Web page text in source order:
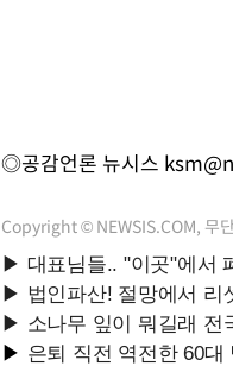
◎공감언론 뉴시스
Copyright © NEWSIS.COM, 무